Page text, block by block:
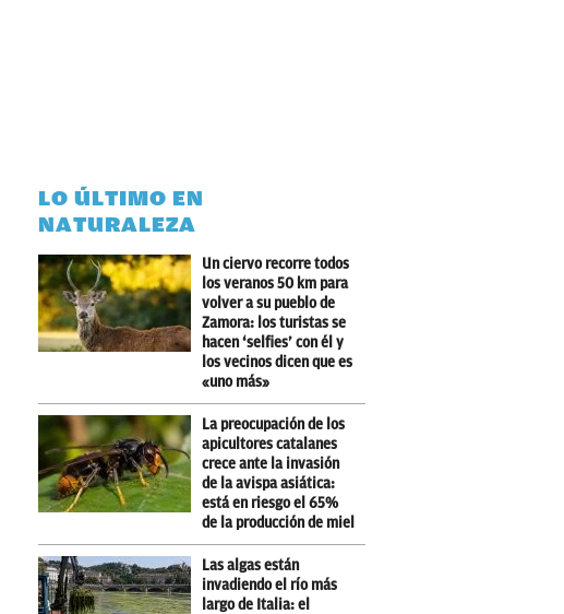
LO ÚLTIMO EN
NATURALEZA
Un ciervo recorre todos
los veranos 50 km para
volver a su pueblo de
Zamora: los turistas se
hacen ‘selfies’ con él y
los vecinos dicen que es
«uno más»
La preocupación de los
apicultores catalanes
crece ante la invasión
de la avispa asiática:
está en riesgo el 65%
de la producción de miel
Las algas están
invadiendo el río más
largo de Italia: el